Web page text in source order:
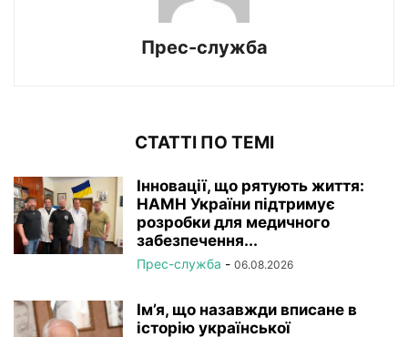
Прес-служба
СТАТТІ ПО ТЕМІ
Інновації, що рятують життя:
НАМН України підтримує
розробки для медичного
забезпечення...
Прес-служба - 06.08.2026
Ім’я, що назавжди вписане в
історію української